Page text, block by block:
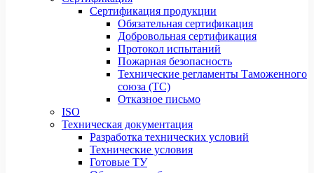
Сертификация продукции
Обязательная сертификация
Добровольная сертификация
Протокол испытаний
Пожарная безопасность
Технические регламенты Таможенного
союза (ТС)
Отказное письмо
ISO
Техническая документация
Разработка технических условий
Технические условия
Готовые ТУ